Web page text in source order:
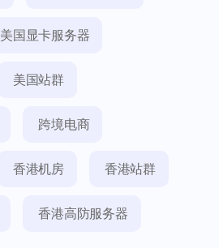
美国显卡服务器
美国站群
跨境电商
香港机房 香港站群
香港高防服务器